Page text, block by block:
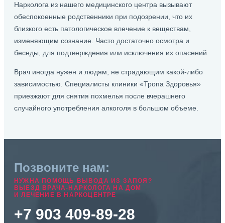
Нарколога из нашего медицинского центра вызывают
обеспокоенные родственники при подозрении, что их
близкого есть патологическое влечение к веществам,
изменяющим сознание. Часто достаточно осмотра и
беседы, для подтверждения или исключения их опасений.
Врач иногда нужен и людям, не страдающим какой-либо
зависимостью. Специалисты клиники «Тропа Здоровья»
приезжают для снятия похмелья после вчерашнего
случайного употребления алкоголя в большом объеме.
Позвоните нам:
НУЖНА ПОМОЩЬ ВЫВОДА ИЗ ЗАПОЯ?
ВЫЕЗД ВРАЧА-НАРКОЛОГА НА ДОМ
И ЛЕЧЕНИЕ В НАРКОЦЕНТРЕ
+7 903 409-89-28